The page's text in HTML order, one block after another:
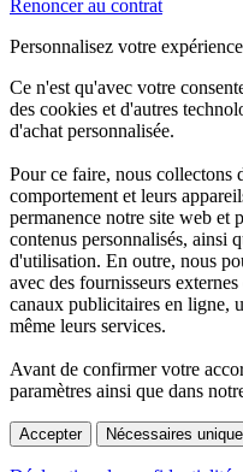
Renoncer au contrat
Personnalisez votre
Ce n'est qu'avec votre
des cookies et d'autres
d'achat personnalisée.
Pour ce faire, nous collectons
comportement et leurs
permanence notre site web et
contenus personnalisés, ainsi
d'utilisation. En outre, nous
avec des fournisseurs
canaux publicitaires en ligne,
même leurs services.
Avant de confirmer votre
paramètres ainsi que dans
Accepter Nécessaires